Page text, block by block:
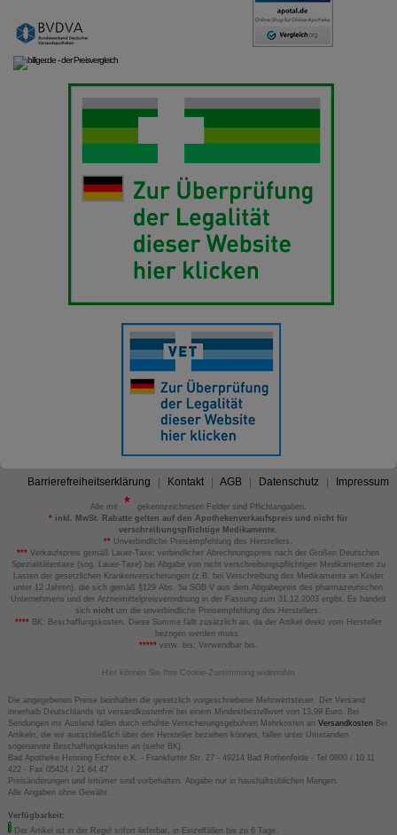
Barrierefreiheitserklärung Kontakt AGB Datenschutz Impressum
Alle mit
gekennzeichneten Felder sind Pflichtangaben.
*inkl. MwSt. Rabatte gelten auf den Apothekenverkaufspreis und nicht für
verschreibungspflichtige Medikamente.
** Unverbindliche Preisempfehlung des Herstellers.
*** Verkaufspreis gemäß Lauer-Taxe; verbindlicher Abrechnungspreis nach der Großen Deutschen
Spezialitätentaxe (sog. Lauer-Taxe) bei Abgabe von nicht verschreibungspflichtigen Medikamenten zu
Lasten der gesetzlichen Krankenversicherungen (z.B. bei Verschreibung des Medikaments an Kinder
unter 12 Jahren), die sich gemäß §129 Abs. 5a SGB V aus dem Abgabepreis des pharmazeutischen
Unternehmens und der Arzneimittelpreisverordnung in der Fassung zum 31.12.2003 ergibt. Es handelt
sich nicht um die unverbindliche Preisempfehlung des Herstellers.
****BK: Beschaffungskosten. Diese Summe fällt zusätzlich an, da der Artikel direkt vom Hersteller
bezogen werden muss.
*****verw. bis: Verwendbar bis.
Hier können Sie Ihre Cookie-Zustimmung widerrufen
Die angegebenen Preise beinhalten die gesetzlich vorgeschriebene Mehrwertsteuer. Der Versand
innerhalb Deutschlands ist versandkostenfrei bei einem Mindestbestellwert von 13,99 Euro. Bei
Sendungen ins Ausland fallen durch erhöhte Versicherungsgebühren Mehrkosten an VersandkostenBei
Artikeln, die wir ausschließlich über den Hersteller beziehen können, fallen unter Umständen
sogenannte Beschaffungskosten an (siehe BK).
Bad Apotheke Henning Fichter e.K. - Frankfurter Str. 27 - 49214 Bad Rothenfelde - Tel 0800 / 10 11
422 - Fax 05424 / 21 64 47
Preisänderungen und Irrtümer sind vorbehalten. Abgabe nur in haushaltsüblichen Mengen.
Alle Angaben ohne Gewähr.
Verfügbarkeit:
Der Artikel ist in der Regel sofort lieferbar, in Einzelfällen bis zu 6 Tage.